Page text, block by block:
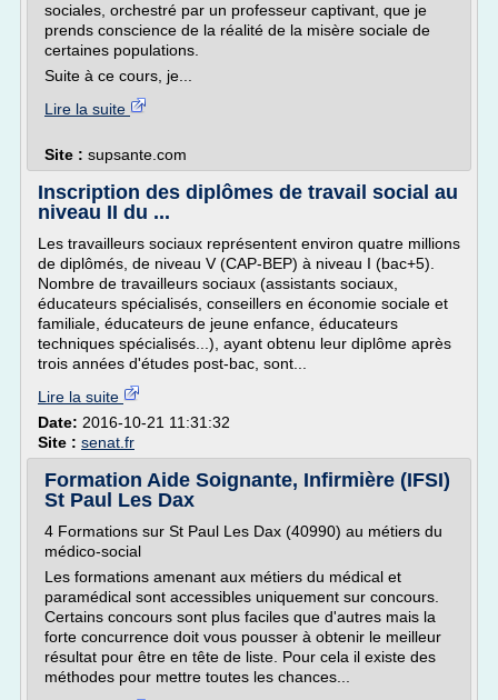
sociales, orchestré par un professeur captivant, que je
prends conscience de la réalité de la misère sociale de
certaines populations.
Suite à ce cours, je...
Lire la suite
Site : supsante.com
Inscription des diplômes de travail social au
niveau II du ...
Les travailleurs sociaux représentent environ quatre millions
de diplômés, de niveau V (CAP-BEP) à niveau I (bac+5).
Nombre de travailleurs sociaux (assistants sociaux,
éducateurs spécialisés, conseillers en économie sociale et
familiale, éducateurs de jeune enfance, éducateurs
techniques spécialisés...), ayant obtenu leur diplôme après
trois années d'études post-bac, sont...
Lire la suite
Date: 2016-10-21 11:31:32
Site : senat.fr
Formation Aide Soignante, Infirmière (IFSI)
St Paul Les Dax
4 Formations sur St Paul Les Dax (40990) au métiers du
médico-social
Les formations amenant aux métiers du médical et
paramédical sont accessibles uniquement sur concours.
Certains concours sont plus faciles que d'autres mais la
forte concurrence doit vous pousser à obtenir le meilleur
résultat pour être en tête de liste. Pour cela il existe des
méthodes pour mettre toutes les chances...